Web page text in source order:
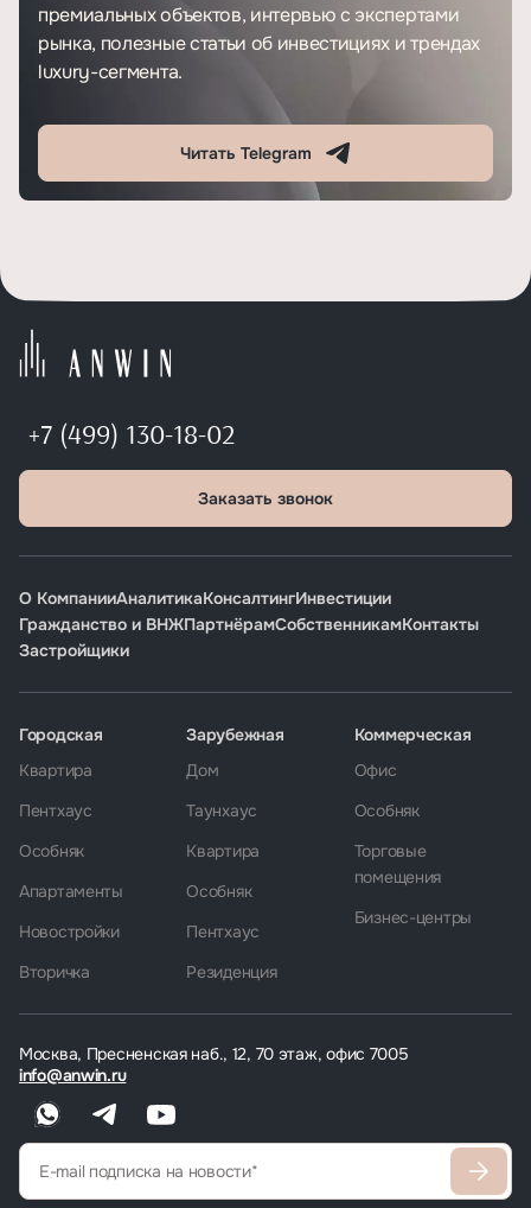
премиальных объектов, интервью с экспертами
рынка, полезные статьи об инвестициях и трендах
luxury-сегмента.
Читать Telegram
+7 (499) 130-18-02
Заказать звонок
О КомпанииАналитикаКонсалтингИнвестиции
Гражданство и ВНЖПартнёрамСобственникамКонтакты
Застройщики
Москва, Пресненская наб., 12, 70 этаж, офис 7005
info@anwin.ru
Городская
Квартира
Пентхаус
Особняк
Апартаменты
Новостройки
Вторичка
Зарубежная
Дом
Таунхаус
Квартира
Особняк
Пентхаус
Резиденция
Коммерческая
Офис
Особняк
Торговые
помещения
Бизнес-центры